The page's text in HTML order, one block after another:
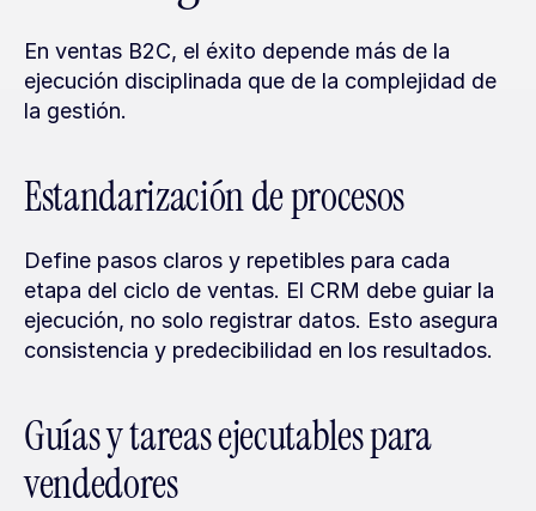
En ventas B2C, el éxito depende más de la
ejecución disciplinada que de la complejidad de
la gestión.
Estandarización de procesos
Define pasos claros y repetibles para cada
etapa del ciclo de ventas. El CRM debe guiar la
ejecución, no solo registrar datos. Esto asegura
consistencia y predecibilidad en los resultados.
Guías y tareas ejecutables para
vendedores